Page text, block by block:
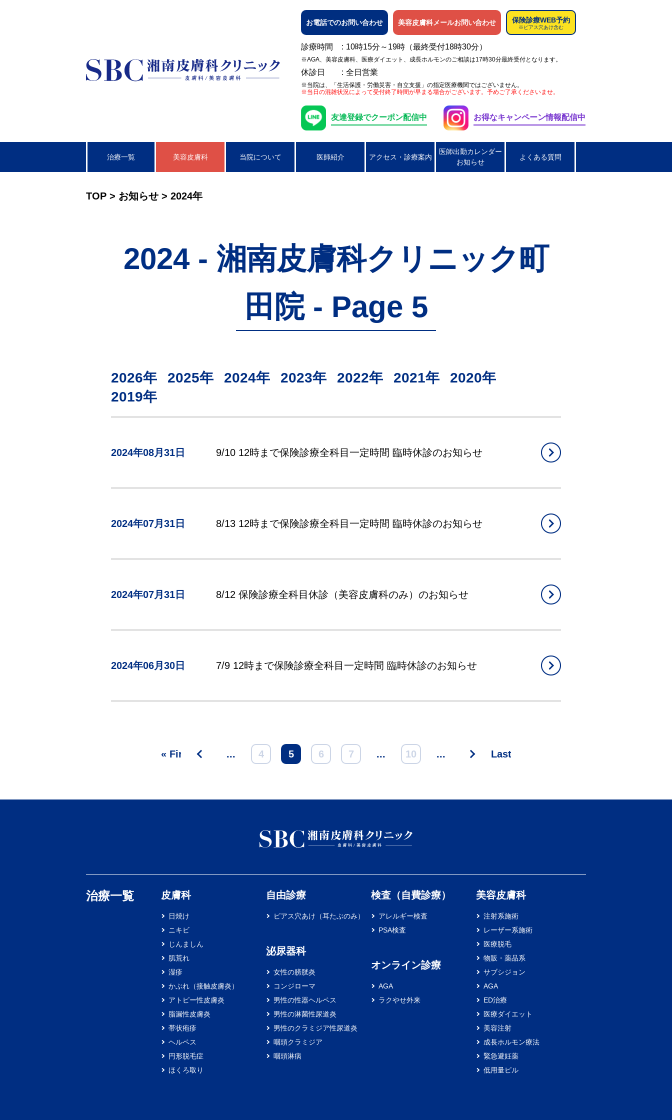
お電話でのお問い合わせ 美容皮膚科メールお問い合わせ 保険診療WEB予約
※ピアス穴あけ含む
診療時間 10時15分～19時（最終受付18時30分）
※AGA、美容皮膚科、医療ダイエット、成長ホルモンのご相談は17時30分最終受付となります。
休診日 全日営業
※当院は、「生活保護・労働災害・自立支援」の指定医療機関ではございません。
※当日の混雑状況によって受付終了時間が早まる場合がございます。予めご了承くださいませ。
友達登録でクーポン配信中 お得なキャンペーン情報配信中
治療一覧
自由診療
美容皮膚科 当院について 医師紹介 アクセス・診療案内
医師出勤カレンダー
お知らせ
よくある質問
TOP > お知らせ > 2024年
2024 - 湘南皮膚科クリニック町
田院 - Page 5
2026年 2025年 2024年 2023年 2022年 2021年
2020年
2019年
2024年08月31日 9/10 12時まで保険診療全科目一定時間 臨時休診のお知らせ
2024年07月31日 8/13 12時まで保険診療全科目一定時間 臨時休診のお知らせ
2024年07月31日 8/12 保険診療全科目休診（美容皮膚科のみ）のお知らせ
2024年06月30日 7/9 12時まで保険診療全科目一定時間 臨時休診のお知らせ
« First ... 4 5 6 7 ... 10 ... Last »
治療一覧 皮膚科
日焼け
ニキビ
じんましん
肌荒れ
湿疹
かぶれ（接触皮膚炎）
アトピー性皮膚炎
脂漏性皮膚炎
帯状疱疹
ヘルペス
円形脱毛症
ほくろ取り
自由診療
ピアス穴あけ（耳たぶのみ）
泌尿器科
女性の膀胱炎
コンジローマ
男性の性器ヘルペス
男性の淋菌性尿道炎
男性のクラミジア性尿道炎
咽頭クラミジア
咽頭淋病
検査（自費診療）
アレルギー検査
PSA検査
オンライン診療
AGA
ラクやせ外来
美容皮膚科
注射系施術
レーザー系施術
医療脱毛
物販・薬品系
サブシジョン
AGA
ED治療
医療ダイエット
美容注射
成長ホルモン療法
緊急避妊薬
低用量ピル